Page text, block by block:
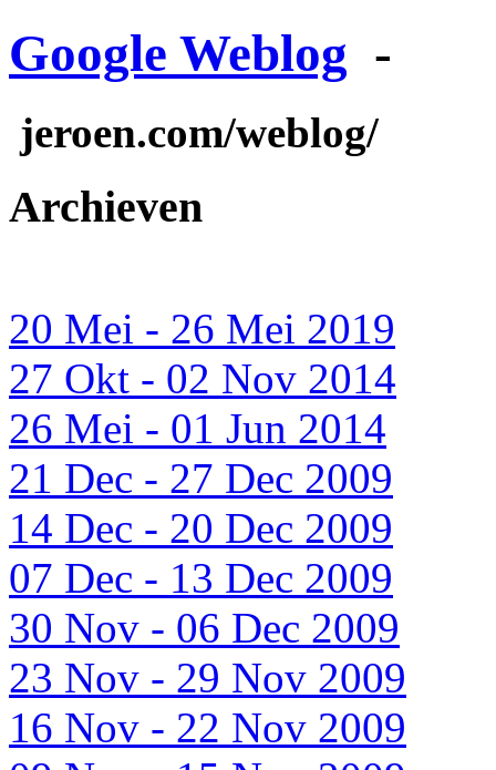
Google Weblog -
jeroen.com/weblog/
Archieven
20 Mei - 26 Mei 2019
27 Okt - 02 Nov 2014
26 Mei - 01 Jun 2014
21 Dec - 27 Dec 2009
14 Dec - 20 Dec 2009
07 Dec - 13 Dec 2009
30 Nov - 06 Dec 2009
23 Nov - 29 Nov 2009
16 Nov - 22 Nov 2009